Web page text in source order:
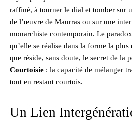
raffiné, à tourner le dial et tomber sur
de l’œuvre de Maurras ou sur une
monarchiste contemporain. Le
qu’elle se réalise dans la forme la
que réside, sans doute, le secret de la
Courtoisie : la capacité de mélanger
tout en restant courtois.
Un Lien